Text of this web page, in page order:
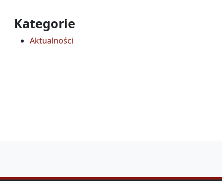
Kategorie
Aktualności